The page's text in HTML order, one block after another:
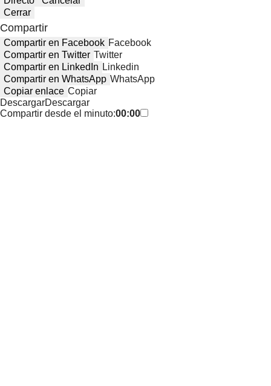
Cerrar
Compartir
Compartir en Facebook Facebook
Compartir en Twitter Twitter
Compartir en LinkedIn Linkedin
Compartir en WhatsApp WhatsApp
Copiar enlace Copiar
DescargarDescargar
Compartir desde el minuto:00:00